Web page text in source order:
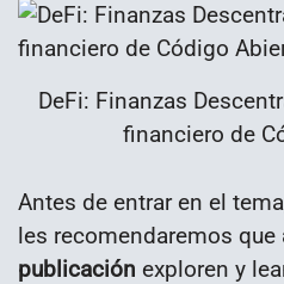
DeFi: Finanzas
financiero de
Antes de entrar en el
les recomendaremos que
publicación exploren y